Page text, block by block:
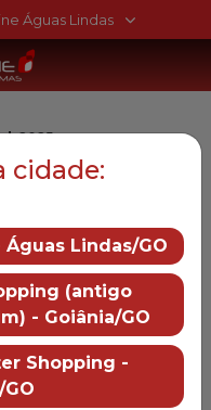
Águas Lindas
2025
2
Aventura
137 min
Pictures
Trailer
Wicked Parte 2
cidade:
Lindas/GO
(antigo
- Goiânia/GO
Shopping -